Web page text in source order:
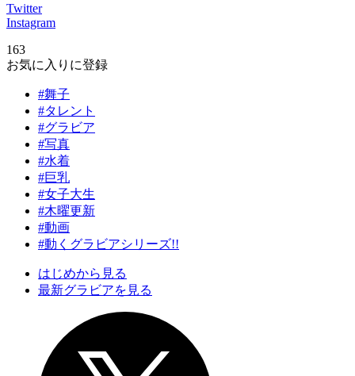
Twitter
Instagram
163
お気に入りに登録
#舞子
#タレント
#グラビア
#写真
#水着
#巨乳
#女子大生
#木曜更新
#動画
#動くグラビアシリーズ!!
はじめから見る
最新グラビアを見る